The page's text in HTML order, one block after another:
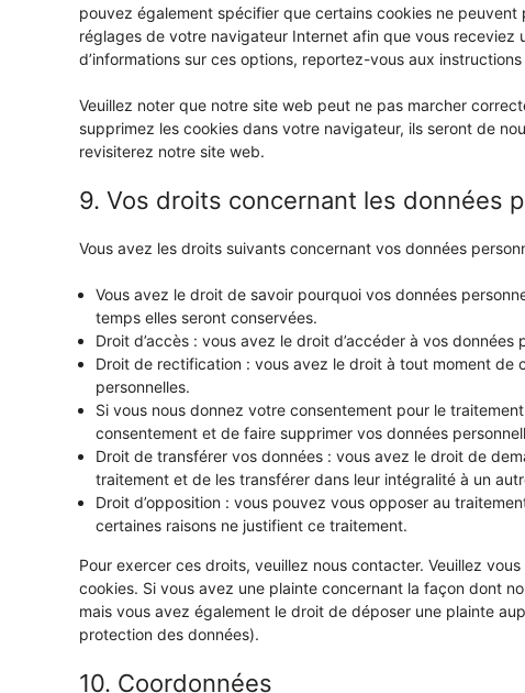
pouvez également spécifier que certains cookies ne
réglages de votre navigateur Internet afin que vous receviez
d’informations sur ces options, reportez-vous aux
Veuillez noter que notre site web peut ne pas marcher
supprimez les cookies dans votre navigateur, ils seront de
revisiterez notre site web.
9. Vos droits concernant les données
Vous avez les droits suivants concernant vos données
Vous avez le droit de savoir pourquoi vos données
temps elles seront conservées.
Droit d’accès : vous avez le droit d’accéder à vos données
Droit de rectification : vous avez le droit à tout moment de
personnelles.
Si vous nous donnez votre consentement pour le
consentement et de faire supprimer vos données
Droit de transférer vos données : vous avez le droit de
traitement et de les transférer dans leur intégralité à un
Droit d’opposition : vous pouvez vous opposer au
certaines raisons ne justifient ce traitement.
Pour exercer ces droits, veuillez nous contacter. Veuillez
cookies. Si vous avez une plainte concernant la façon dont
mais vous avez également le droit de déposer une plainte
protection des données).
10. Coordonnées